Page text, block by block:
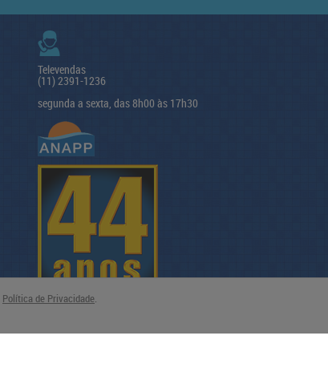
Política de Privacidade.
Televendas
(11) 2391-1236
segunda a sexta, das 8h00 às 17h30